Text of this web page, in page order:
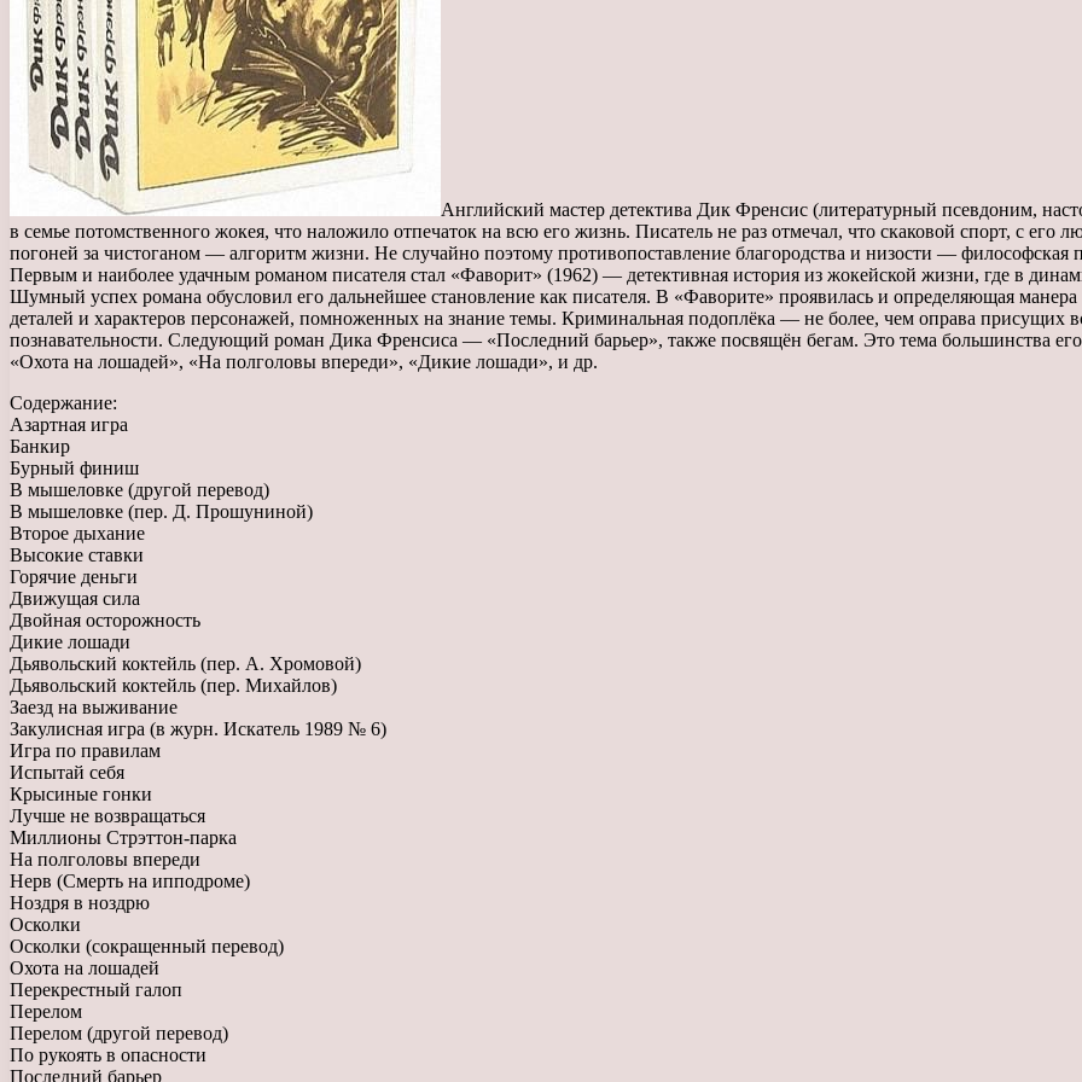
Английский мастер детектива Дик Френсис (литературный псевдоним,
в семье потомственного жокея, что наложило отпечаток на всю его жизнь. Писатель не раз отмечал, что скаковой спорт, с его
погоней за чистоганом — алгоритм жизни. Не случайно поэтому противопоставление благородства и низости — философская
Первым и наиболее удачным романом писателя стал «Фаворит» (1962) — детективная история из жокейской жизни, где в
Шумный успех романа обусловил его дальнейшее становление как писателя. В «Фаворите» проявилась и определяющая
деталей и характеров персонажей, помноженных на знание темы. Криминальная подоплёка — не более, чем оправа присущих
познавательности. Следующий роман Дика Френсиса — «Последний барьер», также посвящён бегам. Это тема большинства
«Охота на лошадей», «На полголовы впереди», «Дикие лошади», и др.
Содержание:
Азартная игра
Банкир
Бурный финиш
В мышеловке (другой перевод)
В мышеловке (пер. Д. Прошуниной)
Второе дыхание
Высокие ставки
Горячие деньги
Движущая сила
Двойная осторожность
Дикие лошади
Дьявольский коктейль (пер. А. Хромовой)
Дьявольский коктейль (пер. Михайлов)
Заезд на выживание
Закулисная игра (в журн. Искатель 1989 № 6)
Игра по правилам
Испытай себя
Крысиные гонки
Лучше не возвращаться
Миллионы Стрэттон-парка
На полголовы впереди
Нерв (Смерть на ипподроме)
Ноздря в ноздрю
Осколки
Осколки (сокращенный перевод)
Охота на лошадей
Перекрестный галоп
Перелом
Перелом (другой перевод)
По рукоять в опасности
Последний барьер